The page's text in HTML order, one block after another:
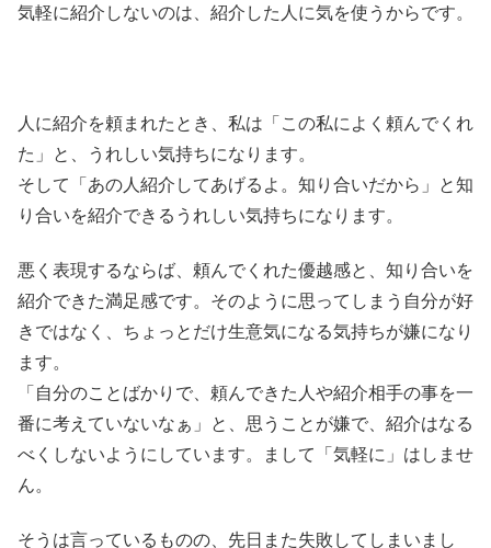
気軽に紹介しないのは、紹介した人に気を使うからです。
人に紹介を頼まれたとき、私は「この私によく頼んでくれ
た」と、うれしい気持ちになります。
そして「あの人紹介してあげるよ。知り合いだから」と知
り合いを紹介できるうれしい気持ちになります。
悪く表現するならば、頼んでくれた優越感と、知り合いを
紹介できた満足感です。そのように思ってしまう自分が好
きではなく、ちょっとだけ生意気になる気持ちが嫌になり
ます。
「自分のことばかりで、頼んできた人や紹介相手の事を一
番に考えていないなぁ」と、思うことが嫌で、紹介はなる
べくしないようにしています。まして「気軽に」はしませ
ん。
そうは言っているものの、先日また失敗してしまいまし